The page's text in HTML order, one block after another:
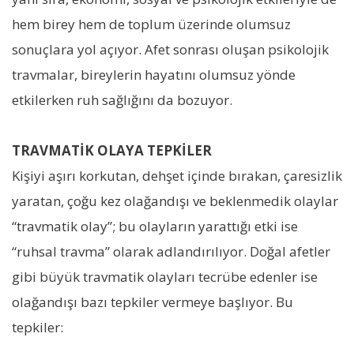
hem birey hem de toplum üzerinde olumsuz
sonuçlara yol açıyor. Afet sonrası oluşan psikolojik
travmalar, bireylerin hayatını olumsuz yönde
etkilerken ruh sağlığını da bozuyor.
TRAVMATİK OLAYA TEPKİLER
Kişiyi aşırı korkutan, dehşet içinde bırakan, çaresizlik
yaratan, çoğu kez olağandışı ve beklenmedik olaylar
“travmatik olay”; bu olayların yarattığı etki ise
“ruhsal travma” olarak adlandırılıyor. Doğal afetler
gibi büyük travmatik olayları tecrübe edenler ise
olağandışı bazı tepkiler vermeye başlıyor. Bu
tepkiler: